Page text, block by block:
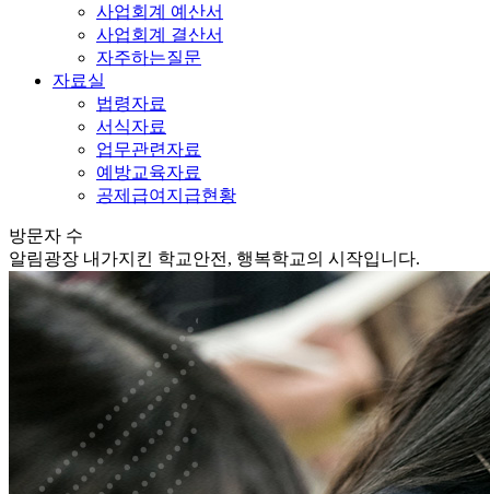
사업회계 예산서
사업회계 결산서
자주하는질문
자료실
법령자료
서식자료
업무관련자료
예방교육자료
공제급여지급현황
방문자 수
알림광장 내가지킨 학교안전, 행복학교의 시작입니다.